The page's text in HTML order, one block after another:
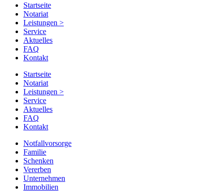
Startseite
Notariat
Leistungen >
Service
Aktuelles
FAQ
Kontakt
Startseite
Notariat
Leistungen >
Service
Aktuelles
FAQ
Kontakt
Notfallvorsorge
Familie
Schenken
Vererben
Unternehmen
Immobilien